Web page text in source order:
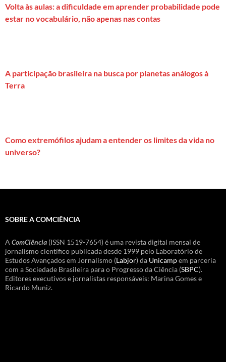
Volta às aulas: a dificuldade em aprender probabilidade pode
estar no vocabulário, não apenas nas contas
A participação brasileira na busca por planetas análogos à
Terra
Como extremófilos ajudam a entender os limites da vida no
universo?
SOBRE A COMCIÊNCIA
A ComCiência (ISSN 1519-7654) é uma revista digital mensal de
jornalismo científico publicada desde 1999 pelo Laboratório de
Estudos Avançados em Jornalismo (Labjor) da Unicampem parceria
com a Sociedade Brasileira para o Progresso da Ciência (SBPC).
Editores executivos e jornalistas responsáveis: Marina Gomes e
Ricardo Muniz.